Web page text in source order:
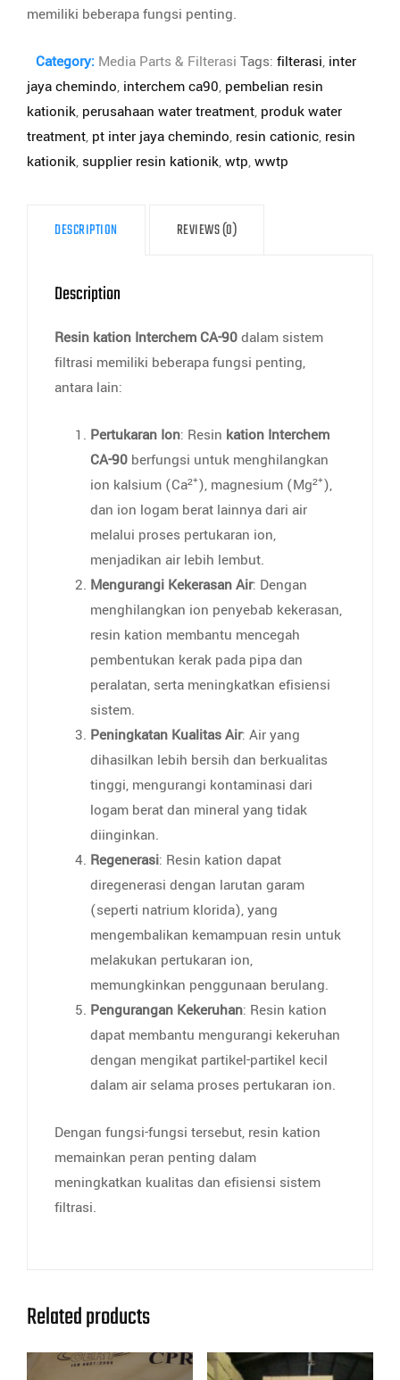
memiliki beberapa fungsi penting.
Category: Media Parts & Filterasi Tags: filterasi, inter
jaya chemindo, interchem ca90, pembelian resin
kationik, perusahaan water treatment, produk water
treatment, pt inter jaya chemindo, resin cationic, resin
kationik, supplier resin kationik,wtp,wwtp
DESCRIPTION REVIEWS (0)
Description
Resin kation Interchem CA-90dalam sistem
filtrasi memiliki beberapa fungsi penting,
antara lain:
Pertukaran Ion: Resin kation Interchem
CA-90 berfungsi untuk menghilangkan
ion kalsium (Ca²⁺), magnesium (Mg²⁺),
dan ion logam berat lainnya dari air
melalui proses pertukaran ion,
menjadikan air lebih lembut.
Mengurangi Kekerasan Air: Dengan
menghilangkan ion penyebab kekerasan,
resin kation membantu mencegah
pembentukan kerak pada pipa dan
peralatan, serta meningkatkan efisiensi
sistem.
Peningkatan Kualitas Air: Air yang
dihasilkan lebih bersih dan berkualitas
tinggi, mengurangi kontaminasi dari
logam berat dan mineral yang tidak
diinginkan.
Regenerasi: Resin kation dapat
diregenerasi dengan larutan garam
(seperti natrium klorida), yang
mengembalikan kemampuan resin untuk
melakukan pertukaran ion,
memungkinkan penggunaan berulang.
Pengurangan Kekeruhan: Resin kation
dapat membantu mengurangi kekeruhan
dengan mengikat partikel-partikel kecil
dalam air selama proses pertukaran ion.
Dengan fungsi-fungsi tersebut, resin kation
memainkan peran penting dalam
meningkatkan kualitas dan efisiensi sistem
filtrasi.
Related products